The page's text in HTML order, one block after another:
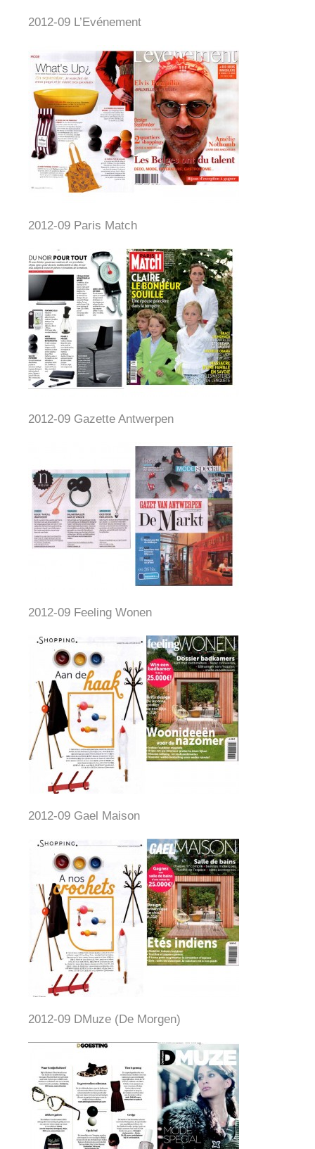
2012-09 L’Evénement
2012-09 Paris Match
2012-09 Gazette Antwerpen
2012-09 Feeling Wonen
2012-09 Gael Maison
2012-09 DMuze (De Morgen)